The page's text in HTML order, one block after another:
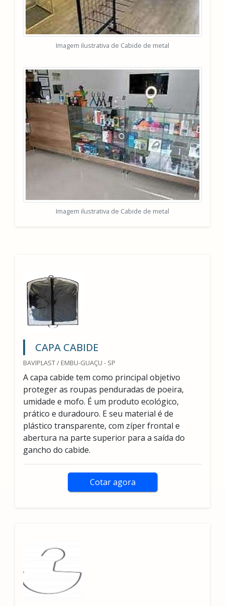
Imagem ilustrativa de Cabide de metal
Imagem ilustrativa de Cabide de metal
CAPA CABIDE
BAVIPLAST / EMBU-GUAÇU - SP
A capa cabide tem como principal objetivo
proteger as roupas penduradas de poeira,
umidade e mofo. É um produto ecológico,
prático e duradouro. E seu material é de
plástico transparente, com zíper frontal e
abertura na parte superior para a saída do
gancho do cabide.
Cotar agora